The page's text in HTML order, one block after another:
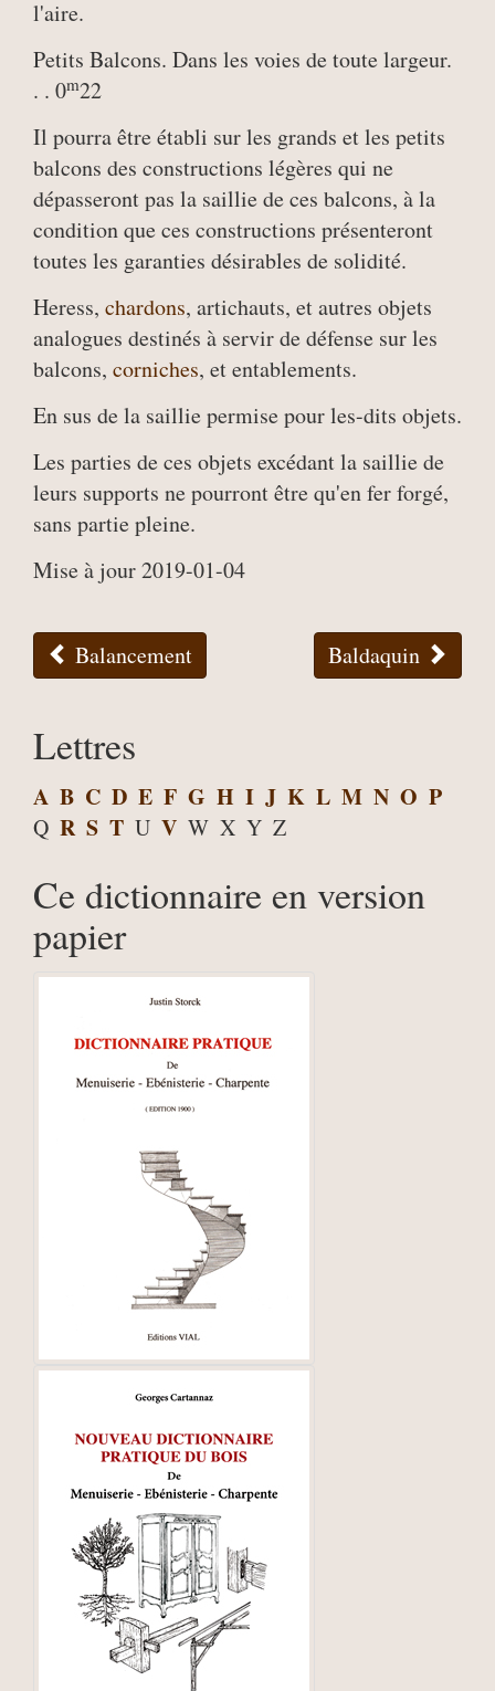
l'aire.
Petits Balcons. Dans les voies de toute largeur.
. . 0m22
Il pourra être établi sur les grands et les petits
balcons des constructions légères qui ne
dépasseront pas la saillie de ces balcons, à la
condition que ces constructions présenteront
toutes les garanties désirables de solidité.
Heress, chardons, artichauts, et autres objets
analogues destinés à servir de défense sur les
balcons, corniches, et entablements.
En sus de la saillie permise pour les-dits objets.
Les parties de ces objets excédant la saillie de
leurs supports ne pourront être qu'en fer forgé,
sans partie pleine.
Mise à jour 2019-01-04
Balancement Baldaquin
Lettres
A B C D E F G H I J K L M N O P
Q R S T U V W X Y Z
Ce dictionnaire en version
papier